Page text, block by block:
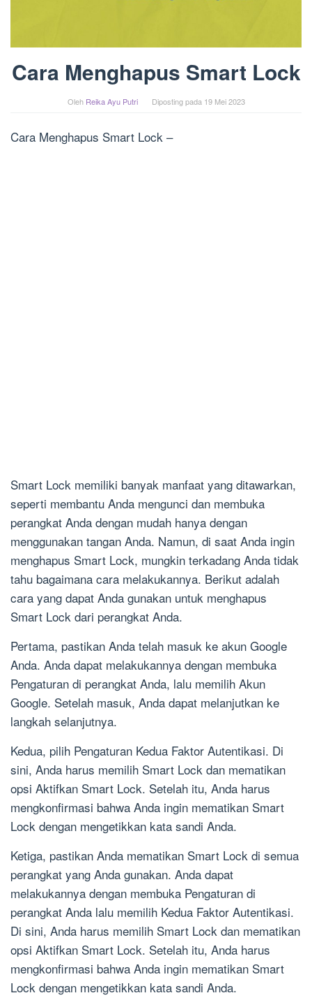
Cara Menghapus Smart Lock
Oleh Reika Ayu Putri Diposting pada 19 Mei 2023
Cara Menghapus Smart Lock –
Smart Lock memiliki banyak manfaat yang ditawarkan,
seperti membantu Anda mengunci dan membuka
perangkat Anda dengan mudah hanya dengan
menggunakan tangan Anda. Namun, di saat Anda ingin
menghapus Smart Lock, mungkin terkadang Anda tidak
tahu bagaimana cara melakukannya. Berikut adalah
cara yang dapat Anda gunakan untuk menghapus
Smart Lock dari perangkat Anda.
Pertama, pastikan Anda telah masuk ke akun Google
Anda. Anda dapat melakukannya dengan membuka
Pengaturan di perangkat Anda, lalu memilih Akun
Google. Setelah masuk, Anda dapat melanjutkan ke
langkah selanjutnya.
Kedua, pilih Pengaturan Kedua Faktor Autentikasi. Di
sini, Anda harus memilih Smart Lock dan mematikan
opsi Aktifkan Smart Lock. Setelah itu, Anda harus
mengkonfirmasi bahwa Anda ingin mematikan Smart
Lock dengan mengetikkan kata sandi Anda.
Ketiga, pastikan Anda mematikan Smart Lock di semua
perangkat yang Anda gunakan. Anda dapat
melakukannya dengan membuka Pengaturan di
perangkat Anda lalu memilih Kedua Faktor Autentikasi.
Di sini, Anda harus memilih Smart Lock dan mematikan
opsi Aktifkan Smart Lock. Setelah itu, Anda harus
mengkonfirmasi bahwa Anda ingin mematikan Smart
Lock dengan mengetikkan kata sandi Anda.